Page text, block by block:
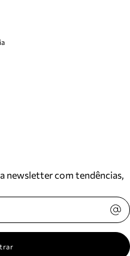
newsletter com tendências,